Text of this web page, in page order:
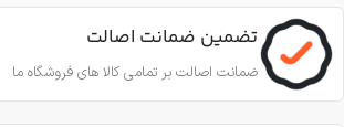
تضمین ضمانت اصالت
ضمانت اصالت بر تمامی کالا های فروشگاه ما